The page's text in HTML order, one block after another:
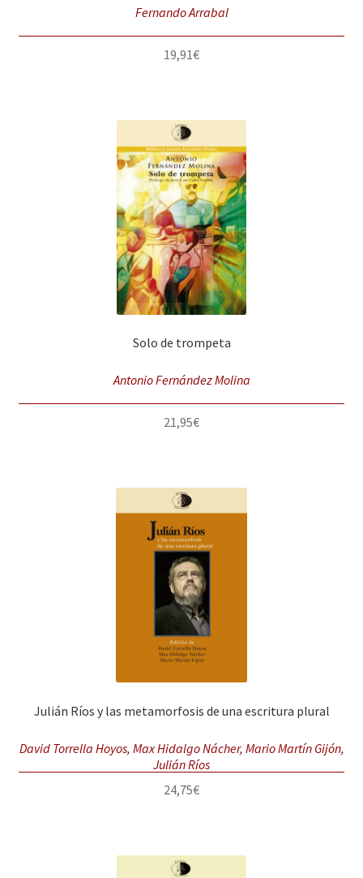
Fernando Arrabal
19,91€
Solo de trompeta
Antonio Fernández Molina
21,95€
Julián Ríos y las metamorfosis de una escritura plural
David Torrella Hoyos, Max Hidalgo Nácher, Mario Martín Gijón,
Julián Ríos
24,75€